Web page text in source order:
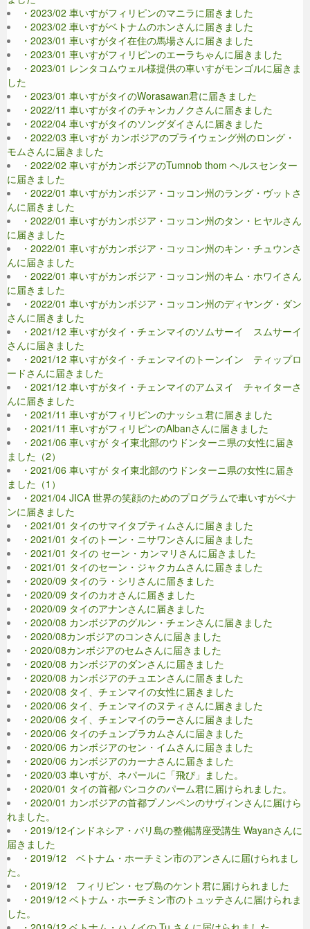
・2023/02 車いすがフィリピンのマニラに届きました
・2023/02 車いすがベトナムのホンさんに届きました
・2023/01 車いすがタイ在住の馬場さんに届きました
・2023/01 車いすがフィリピンのエーラちゃんに届きました
・2023/01 レンタコムウェル様提供の車いすがモンゴルに届きま
した
・2023/01 車いすがタイのWorasawan君に届きました
・2022/11 車いすがタイのチャンカノクさんに届きました
・2022/04 車いすがタイのソングダイさんに届きました
・2022/03 車いすが カンボジアのプライウェング州のロング・
モムさんに届きました
・2022/02 車いすがカンボジアのTumnob thom ヘルスセンター
に届きました
・2022/01 車いすがカンボジア・コッコン州のラング・ヴットさ
んに届きました
・2022/01 車いすがカンボジア・コッコン州のタン・ヒヤルさん
に届きました
・2022/01 車いすがカンボジア・コッコン州のキン・チュウンさ
んに届きました
・2022/01 車いすがカンボジア・コッコン州のキム・ホワイさん
に届きました
・2022/01 車いすがカンボジア・コッコン州のディヤング・ダン
さんに届きました
・2021/12 車いすがタイ・チェンマイのソムサーイ スムサーイ
さんに届きました
・2021/12 車いすがタイ・チェンマイのトーンイン ティップロ
ードさんに届きました
・2021/12 車いすがタイ・チェンマイのアムヌイ チャイターさ
んに届きました
・2021/11 車いすがフィリピンのナッシュ君に届きました
・2021/11 車いすがフィリピンのAlbanさんに届きました
・2021/06 車いすが タイ東北部のウドンターニ県の女性に届き
ました（2）
・2021/06 車いすが タイ東北部のウドンターニ県の女性に届き
ました（1）
・2021/04 JICA 世界の笑顔のためのプログラムで車いすがベナ
ンに届きました
・2021/01 タイのサマイタプティムさんに届きました
・2021/01 タイのトーン・ニサワンさんに届きました
・2021/01 タイの セーン・カンマリさんに届きました
・2021/01 タイのセーン・ジャクカムさんに届きました
・2020/09 タイのラ・シリさんに届きました
・2020/09 タイのカオさんに届きました
・2020/09 タイのアナンさんに届きました
・2020/08 カンボジアのグルン・チェンさんに届きました
・2020/08カンボジアのコンさんに届きました
・2020/08カンボジアのセムさんに届きました
・2020/08 カンボジアのダンさんに届きました
・2020/08 カンボジアのチュエンさんに届きました
・2020/08 タイ、チェンマイの女性に届きました
・2020/06 タイ、チェンマイのヌティさんに届きました
・2020/06 タイ、チェンマイのラーさんに届きました
・2020/06 タイのチュンプラカムさんに届きました
・2020/06 カンボジアのセン・イムさんに届きました
・2020/06 カンボジアのカーナさんに届きました
・2020/03 車いすが、ネパールに「飛び」ました。
・2020/01 タイの首都バンコクのパーム君に届けられました。
・2020/01 カンボジアの首都プノンペンのサヴィンさんに届けら
れました。
・2019/12インドネシア・バリ島の整備講座受講生 Wayanさんに
届きました
・2019/12 ベトナム・ホーチミン市のアンさんに届けられまし
た。
・2019/12 フィリピン・セブ島のケント君に届けられました
・2019/12 ベトナム・ホーチミン市のトュッテさんに届けられま
した。